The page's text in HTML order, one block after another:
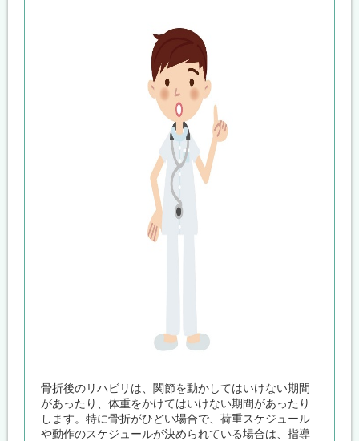
骨折後のリハビリは、関節を動かしてはいけない期間
があったり、体重をかけてはいけない期間があったり
します。特に骨折がひどい場合で、荷重スケジュール
や動作のスケジュールが決められている場合は、指導